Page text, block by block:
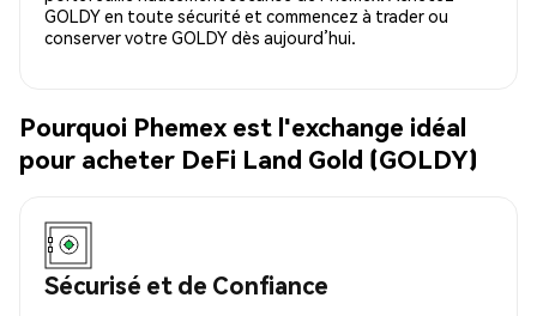
GOLDY en toute sécurité et commencez à trader ou
conserver votre GOLDY dès aujourd’hui.
Pourquoi Phemex est l'exchange idéal
pour acheter DeFi Land Gold (GOLDY)
Sécurisé et de Confiance